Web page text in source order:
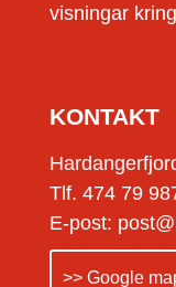
visningar
KONTAKT
Tlf. 474 79
E-post:
>> Google